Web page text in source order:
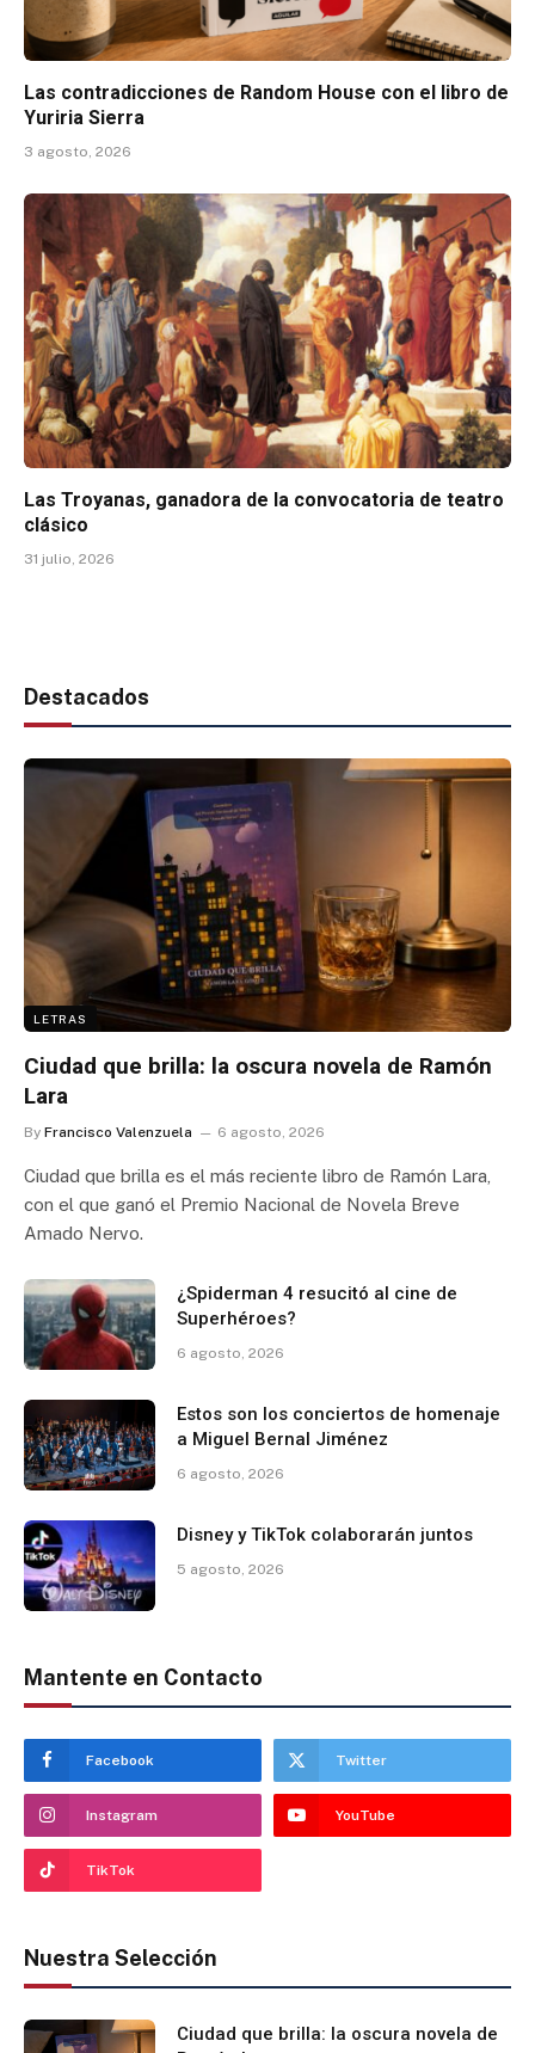
Las contradicciones de Random House con el libro de
Yuriria Sierra
3 agosto, 2026
Las Troyanas, ganadora de la convocatoria de teatro
clásico
31 julio, 2026
Destacados
LETRAS
Ciudad que brilla: la oscura novela de Ramón
Lara
By Francisco Valenzuela 6 agosto, 2026
Ciudad que brilla es el más reciente libro de Ramón Lara,
con el que ganó el Premio Nacional de Novela Breve
Amado Nervo.
¿Spiderman 4 resucitó al cine de
Superhéroes?
6 agosto, 2026
Estos son los conciertos de homenaje
a Miguel Bernal Jiménez
6 agosto, 2026
Disney y TikTok colaborarán juntos
5 agosto, 2026
Mantente en Contacto
Facebook Twitter
Instagram YouTube
TikTok
Nuestra Selección
Ciudad que brilla: la oscura novela de